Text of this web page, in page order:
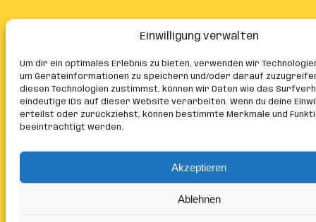
Einwilligung verwalten
Um dir ein optimales Erlebnis zu bieten, verwenden wir
um Geräteinformationen zu speichern und/oder darauf
diesen Technologien zustimmst, können wir Daten wie das
eindeutige IDs auf dieser Website verarbeiten. Wenn du deine
erteilst oder zurückziehst, können bestimmte Merkmale und
beeinträchtigt werden.
Akzeptieren
Ablehnen